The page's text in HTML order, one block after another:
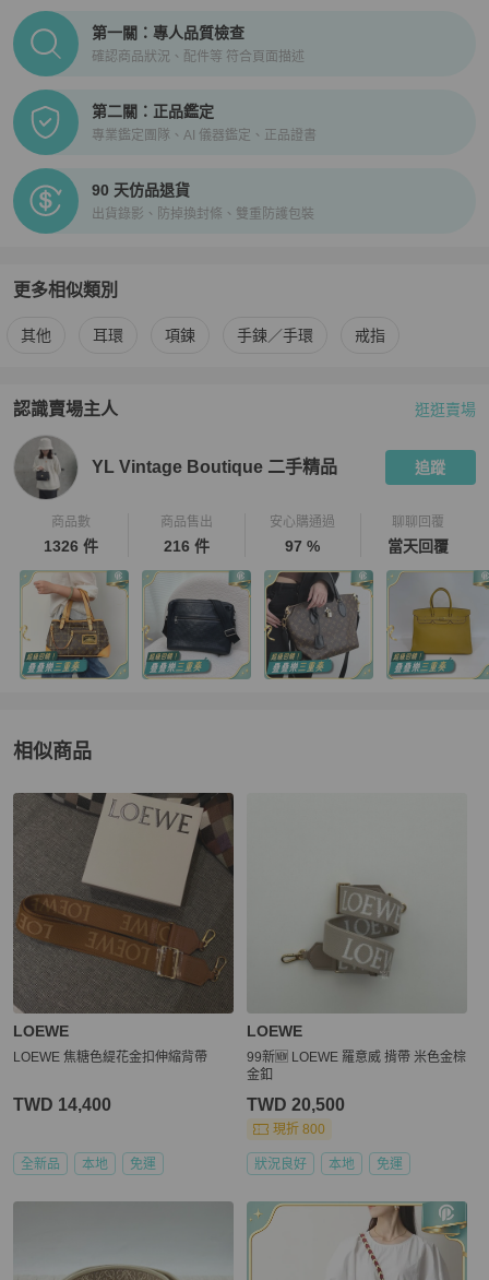
PopChill拍拍圈正品驗證、安心購檢驗流程介紹
第一關：專人品質檢查
確認商品狀況、配件等 符合頁面描述
第二關：正品鑑定
專業鑑定團隊、AI 儀器鑑定、正品證書
90 天仿品退貨
出貨錄影、防掉換封條、雙重防護包裝
更多相似類別
更多LOEWE女士配件相似商品推薦
其他 耳環 項鍊 手鍊／手環 戒指
認識賣場主人
PopChill 拍拍圈嚴選賣家 YL Vintage Boutique 二手精品介紹
逛逛賣場
YL Vintage Boutique 二手精品 追蹤
商品數
1326 件
商品售出
216 件
安心購通過
97 %
聊聊回覆
當天回覆
相似商品
更多相似LOEWE女士配件推薦精品
LOEWE
LOEWE 焦糖色緹花金扣伸縮背帶
TWD 14,400
全新品 本地 免運
LOEWE
99新🆕 LOEWE 羅意威 揹帶 米色金棕
金釦
TWD 20,500
現折 800
狀況良好 本地 免運